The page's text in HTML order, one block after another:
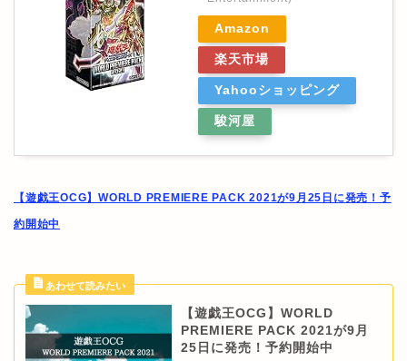
Amazon
楽天市場
Yahooショッピング
駿河屋
【遊戯王OCG】WORLD PREMIERE PACK 2021が9月25日に発売！予
約開始中
【遊戯王OCG】WORLD
PREMIERE PACK 2021が9月
25日に発売！予約開始中